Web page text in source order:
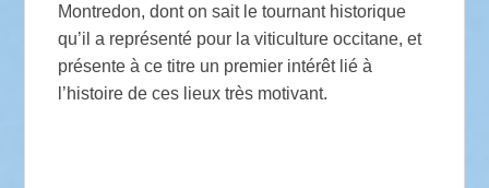
Montredon, dont on sait le tournant historique
qu’il a représenté pour la viticulture occitane, et
présente à ce titre un premier intérêt lié à
l’histoire de ces lieux très motivant.